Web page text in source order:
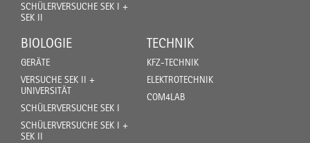
SCHÜLERVERSUCHE SEK I +
SEK II
BIOLOGIE
GERÄTE
VERSUCHE SEK II +
UNIVERSITÄT
SCHÜLERVERSUCHE SEK I
SCHÜLERVERSUCHE SEK I +
SEK II
TECHNIK
KFZ-TECHNIK
ELEKTROTECHNIK
COM4LAB